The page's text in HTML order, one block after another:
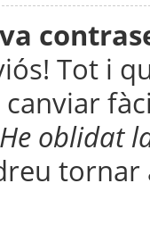
Tot i
He oblidat
tornar